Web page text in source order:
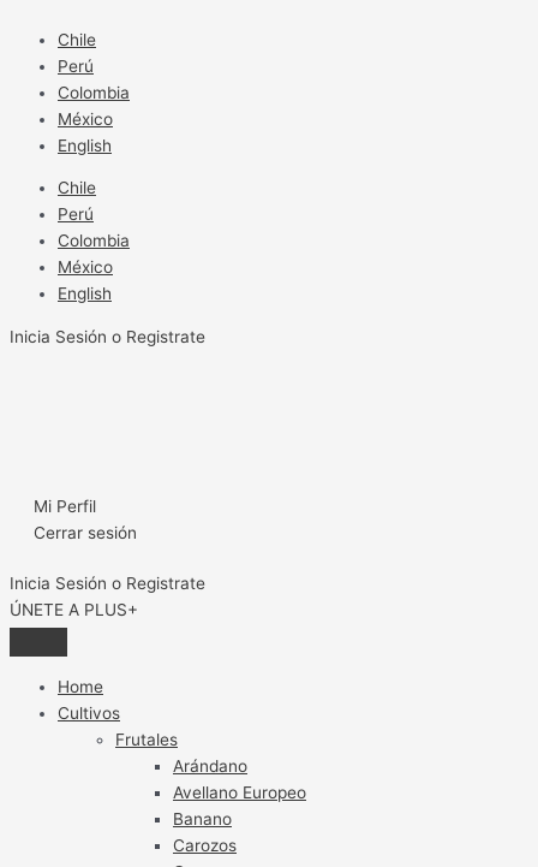
contenido
Chile
Perú
Colombia
México
English
Chile
Perú
Colombia
México
English
Inicia Sesión o Registrate
Mi Perfil
Cerrar sesión
Inicia Sesión o Registrate
ÚNETE A PLUS+
Home
Cultivos
Frutales
Arándano
Avellano Europeo
Banano
Carozos